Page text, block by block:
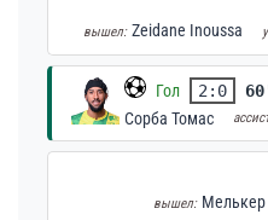
вышел: Zeidane Inoussa
Гол 2:0
Сорба Томас
вышел: